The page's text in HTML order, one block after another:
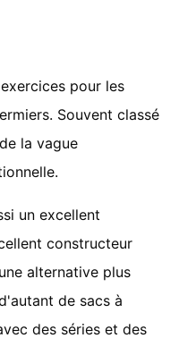
pour les
Souvent classé
la vague
un excellent
constructeur
alternative plus
de sacs à
des séries et des